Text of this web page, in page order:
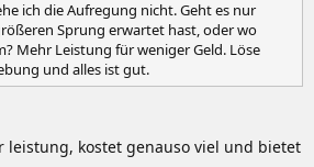
ich die Aufregung nicht. Geht es nur
Sprung erwartet hast, oder wo
Mehr Leistung für weniger Geld. Löse
und alles ist gut.
leistung, kostet genauso viel und bietet